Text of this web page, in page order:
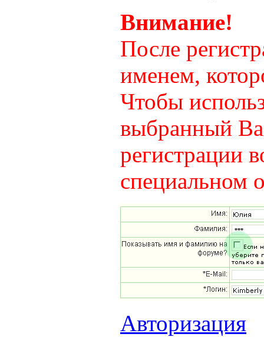
Внимание!
После
именем,
Чтобы
выбранный
регистрации
специальном
Авторизация